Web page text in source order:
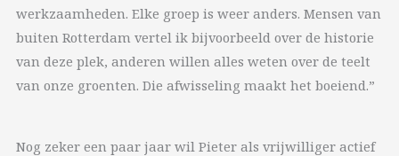
werkzaamheden. Elke groep is weer anders. Mensen van
buiten Rotterdam vertel ik bijvoorbeeld over de historie
van deze plek, anderen willen alles weten over de teelt
van onze groenten. Die afwisseling maakt het boeiend.”
Nog zeker een paar jaar wil Pieter als vrijwilliger actief